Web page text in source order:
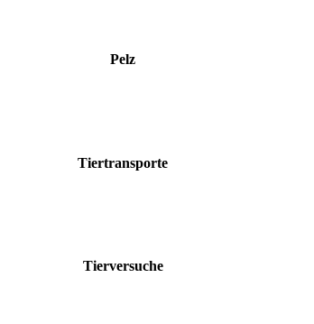
Pelz
Tiertransporte
Tierversuche